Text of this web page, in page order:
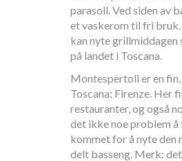
parasoll. Ved siden av
et vaskerom til fri bruk.
kan nyte grillmiddagen
på landet i Toscana.
Montespertoli er en
Toscana: Firenze. Her
restauranter, og også
det ikke noe problem å
kommet for å nyte den
delt basseng. Merk: